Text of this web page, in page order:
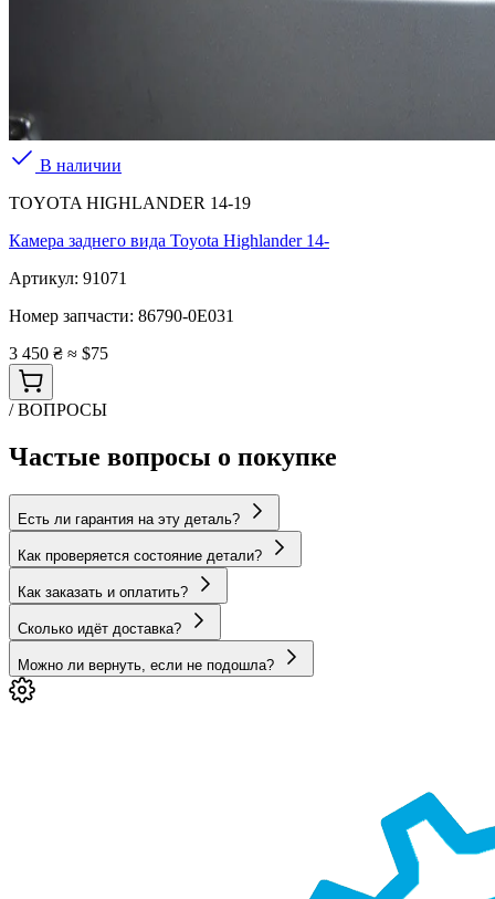
В наличии
TOYOTA HIGHLANDER 14-19
Камера заднего вида Toyota Highlander 14-
Артикул: 91071
Номер запчасти: 86790-0E031
3 450 ₴ ≈ $75
/ ВОПРОСЫ
Частые вопросы о покупке
Есть ли гарантия на эту деталь?
Как проверяется состояние детали?
Как заказать и оплатить?
Сколько идёт доставка?
Можно ли вернуть, если не подошла?